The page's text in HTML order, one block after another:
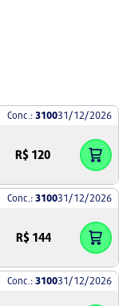
Conc.: 310031/12/2026
R$ 120
Conc.: 310031/12/2026
R$ 144
Conc.: 310031/12/2026